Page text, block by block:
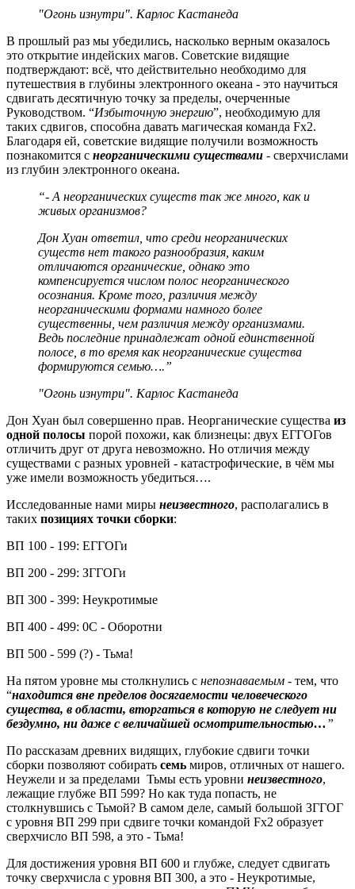
"Огонь изнутри". Карлос Кастанеда
В прошлый раз мы убедились, насколько верным оказалось
это открытие индейских магов. Советские видящие
подтверждают: всё, что действительно необходимо для
путешествия в глубины электронного океана - это научиться
сдвигать десятичную точку за пределы, очерченные
Руководством. “Избыточную энергию”, необходимую для
таких сдвигов, способна давать магическая команда Fх2.
Благодаря ей, советские видящие получили возможность
познакомится с неорганическими существами - сверхчислами
из глубин электронного океана.
“- А неорганических существ так же много, как и
живых организмов?
Дон Хуан ответил, что среди неорганических
существ нет такого разнообразия, каким
отличаются органические, однако это
компенсируется числом полос неорганического
осознания. Кроме того, различия между
неорганическими формами намного более
существенны, чем различия между организмами.
Ведь последние принадлежат одной единственной
полосе, в то время как неорганические существа
формируются семью….”
"Огонь изнутри". Карлос Кастанеда
Дон Хуан был совершенно прав. Неорганические существа из
одной полосы порой похожи, как близнецы: двух ЕГГОГов
отличить друг от друга невозможно. Но отличия между
существами с разных уровней - катастрофические, в чём мы
уже имели возможность убедиться….
Исследованные нами миры неизвестного, располагались в
таких позициях точки сборки:
ВП 100 - 199: ЕГГОГи
ВП 200 - 299: ЗГГОГи
ВП 300 - 399: Неукротимые
ВП 400 - 499: 0С - Оборотни
ВП 500 - 599 (?) - Тьма!
На пятом уровне мы столкнулись с непознаваемым - тем, что
“находится вне пределов досягаемости человеческого
существа, в области, вторгаться в которую не следует ни
бездумно, ни даже с величайшей осмотрительностью…”
По рассказам древних видящих, глубокие сдвиги точки
сборки позволяют собирать семь миров, отличных от нашего.
Неужели и за пределами Тьмы есть уровни неизвестного,
лежащие глубже ВП 599? Но как туда попасть, не
столкнувшись с Тьмой? В самом деле, самый большой ЗГГОГ
с уровня ВП 299 при сдвиге точки командой Fх2 образует
сверхчисло ВП 598, а это - Тьма!
Для достижения уровня ВП 600 и глубже, следует сдвигать
точку сверхчисла с уровня ВП 300, а это - Неукротимые,